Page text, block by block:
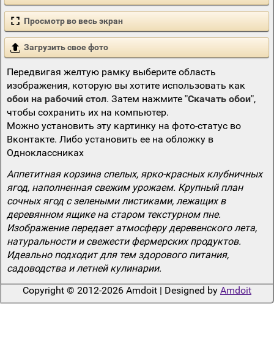
Просмотр во весь экран
Загрузить свое фото
Передвигая желтую рамку выберите область
изображения, которую вы хотите использовать как
обои на рабочий стол. Затем нажмите "Скачать обои",
чтобы сохранить их на компьютер.
Можно установить эту картинку на фото-статус во
Вконтакте. Либо установить ее на обложку в
Одноклассниках
Аппетитная корзина спелых, ярко-красных клубничных
ягод, наполненная свежим урожаем. Крупный план
сочных ягод с зелеными листиками, лежащих в
деревянном ящике на старом текстурном пне.
Изображение передает атмосферу деревенского лета,
натуральности и свежести фермерских продуктов.
Идеально подходит для тем здорового питания,
садоводства и летней кулинарии.
Copyright © 2012-2026 Amdoit | Designed by Amdoit